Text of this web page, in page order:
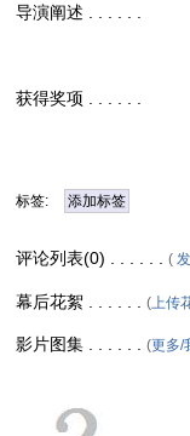
导演阐述 . . . . . .
获得奖项 . . . . . .
标签: 添加标签
评论列表(0) . . . . . . (
幕后花絮 . . . . . . (上传
影片图集 . . . . . . (更多/